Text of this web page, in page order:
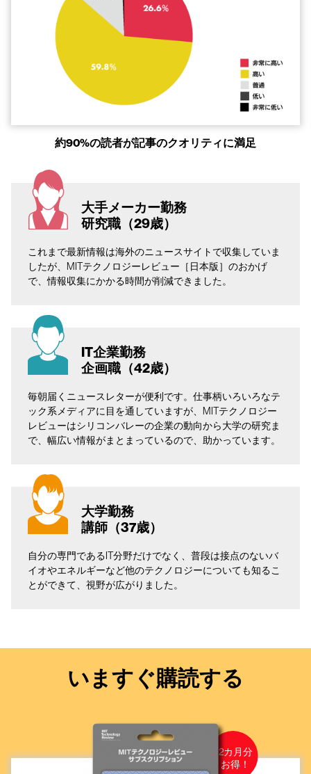
約90%の読者が記事のクオリティに満足
大手メーカー勤務
研究職（29歳）
これまで最新情報は海外のニュースサイトで収集していま
したが、MITテクノロジーレビュー［日本版］のおかげ
で、情報収集にかかる時間が削減できました。
IT企業勤務
企画職（42歳）
毎朝届くニュースレターが便利です。仕事柄いろいろなテ
ック系メディアに目を通していますが、MITテクノロジー
レビューはシリコンバレーの企業の動向から大学の研究ま
で、幅広い情報がまとまっているので、助かっています。
大学勤務
講師（37歳）
自分の専門であるIT分野だけでなく、普段は接点のないバ
イオやエネルギーなど他のテクノロジーについても知るこ
とができて、視野が広がりました。
いますぐ購読する